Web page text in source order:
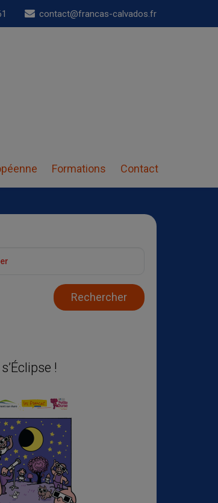
contact@francas-calvados.fr
Formations Contact
!